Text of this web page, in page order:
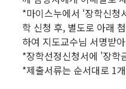
*마이스누에서 ‘장학신청
학 신청 후, 별도로 아래
하여 지도교수님 서명받
*장학선정신청서에 '장학
*제출서류는 순서대로 1